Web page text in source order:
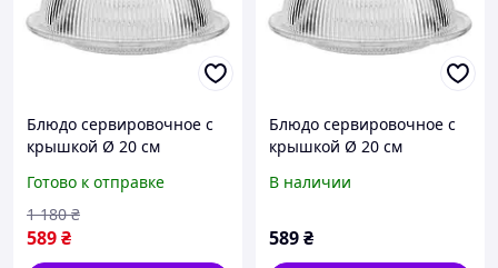
Блюдо сервировочное с
крышкой Ø 20 см
для десертов, выпечки,
фруктов HP-YH-43
Готово к отправке
589₴
1 180 ₴
Блюдо сервировочное с
крышкой Ø 20 см
для десертов, выпечки,
В наличии
589₴